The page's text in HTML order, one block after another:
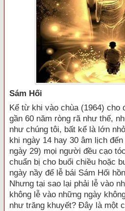
Sám Hối
Kể từ khi vào chùa (1964) cho
gần 60 năm ròng rã như thế,
như chúng tôi, bất kể là lớn
khi ngày 14 hay 30 âm lịch
ngày 29) mọi người đều cạo
chuẩn bị cho buổi chiều hoặc
ngày nầy để lễ bái Sám Hối
Nhưng tại sao lại phải lễ vào
không lễ vào những ngày
như trăng khuyết? Đây là một